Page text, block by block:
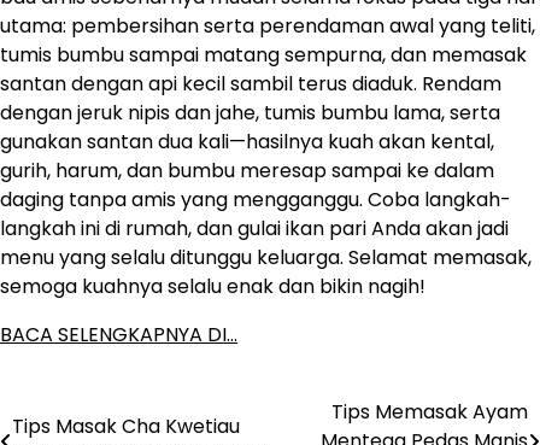
utama: pembersihan serta perendaman awal yang teliti,
tumis bumbu sampai matang sempurna, dan memasak
santan dengan api kecil sambil terus diaduk. Rendam
dengan jeruk nipis dan jahe, tumis bumbu lama, serta
gunakan santan dua kali—hasilnya kuah akan kental,
gurih, harum, dan bumbu meresap sampai ke dalam
daging tanpa amis yang mengganggu. Coba langkah-
langkah ini di rumah, dan gulai ikan pari Anda akan jadi
menu yang selalu ditunggu keluarga. Selamat memasak,
semoga kuahnya selalu enak dan bikin nagih!
BACA SELENGKAPNYA DI…
Post
Tips Masak Cha Kwetiau
Tips Memasak Ayam